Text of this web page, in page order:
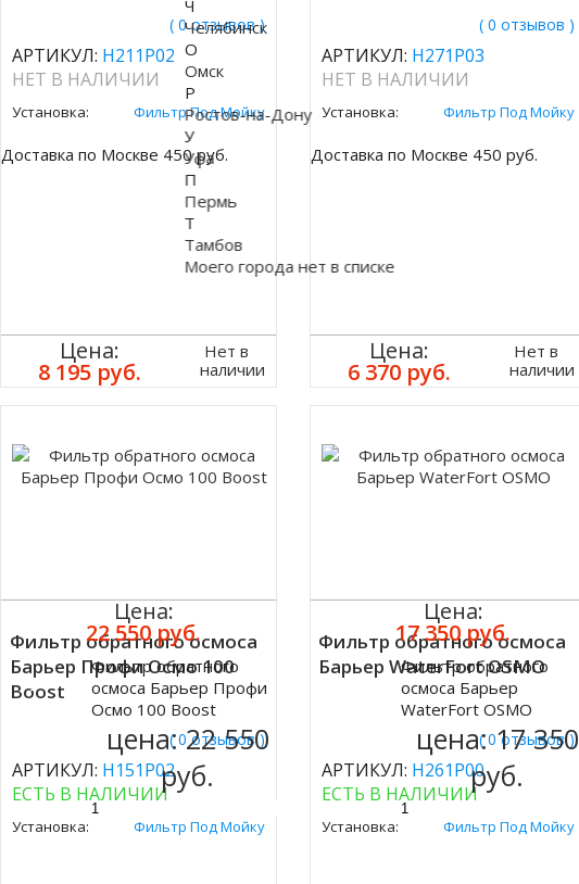
( 0 отзывов )
АРТИКУЛ: Н211Р02
НЕТ В НАЛИЧИИ
Установка: Фильтр Под Мойку
Доставка по Москве 450 руб.
Цена:
8 195 руб.
Нет в
наличии
( 0 отзывов )
АРТИКУЛ: Н271Р03
НЕТ В НАЛИЧИИ
Установка: Фильтр Под Мойку
Доставка по Москве 450 руб.
Цена:
6 370 руб.
Нет в
наличии
Фильтр обратного осмоса
Барьер Профи Осмо 100
Boost
( 0 отзывов )
АРТИКУЛ: Н151Р02
ЕСТЬ В НАЛИЧИИ
Установка: Фильтр Под Мойку
Цена:
22 550 руб.
Купить
Фильтр обратного
осмоса Барьер Профи
Осмо 100 Boost
цена:22 550
руб.
Фильтр обратного осмоса
Барьер WaterFort OSMO
( 0 отзывов )
АРТИКУЛ: Н261Р00
ЕСТЬ В НАЛИЧИИ
Установка: Фильтр Под Мойку
Цена:
17 350 руб.
Купить
Фильтр обратного
осмоса Барьер
WaterFort OSMO
цена:17 350
руб.
Ч
Челябинск
О
Омск
Р
Ростов-на-Дону
У
Уфа
П
Пермь
Т
Тамбов
Моего города нет в списке